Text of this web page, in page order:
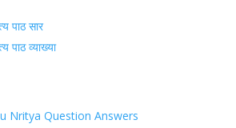
पाठ सार
पाठ व्याख्या
Nritya Question Answers